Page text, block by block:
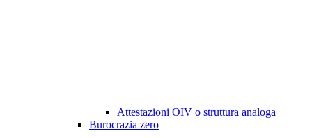
Attestazioni OIV o struttura analoga
Burocrazia zero